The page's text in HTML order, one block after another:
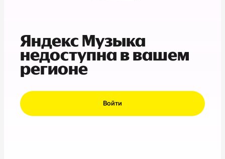
Яндекс Музыка
недоступна в вашем
регионе
Войти